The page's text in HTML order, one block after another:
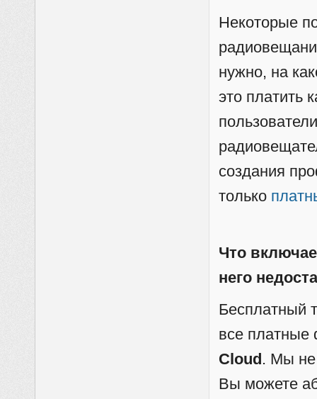
Некоторые
нужно, на
это платить
создания
только
Что
него
Бесплатный
все платные
Cloud. Мы
Вы можете